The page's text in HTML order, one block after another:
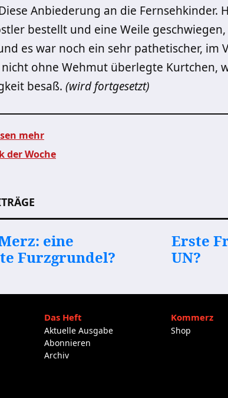
Anbiederung an die Fernsehkinder.
bestellt und eine Weile
es war noch ein sehr pathetischer, im
ohne Wehmut überlegte Kurtchen,
besaß. (wird fortgesetzt)
mehr
der Woche
eine
Furzgrundel?
Erste
UN?
Das Heft
Aktuelle Ausgabe
Abonnieren
Archiv
Kommerz
Shop